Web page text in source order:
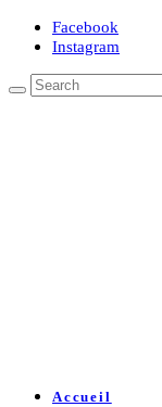
Facebook
Instagram
Accueil